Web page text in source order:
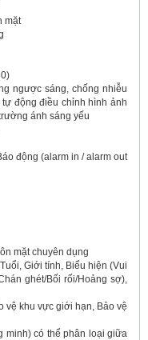
mặt
ngược sáng, chống nhiễu
động điều chỉnh hình ảnh
ánh sáng yếu
động (alarm in / alarm out
mặt chuyên dụng
Giới tính, Biểu hiện (Vui
ghét/Bối rối/Hoảng sợ),
vệ khu vực giới hạn, Bảo vệ
minh) có thể phân loại giữa